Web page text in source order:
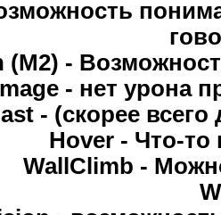
(M2) -
- нет урона
- (скорее всего
Hover - Что-
WallClimb -